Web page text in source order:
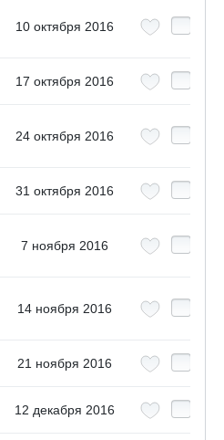
10 октября 2016
17 октября 2016
24 октября 2016
31 октября 2016
7 ноября 2016
14 ноября 2016
21 ноября 2016
12 декабря 2016